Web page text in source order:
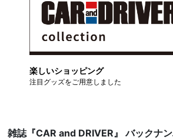
楽しいショッピング
注目グッズをご用意しました
雑誌『CAR and DRIVER』 バックナ